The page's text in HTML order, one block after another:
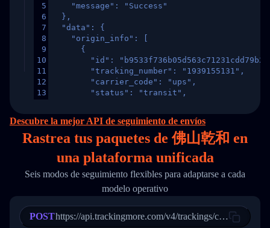
5
6
7
8
9
10
11
12
13
16
17
21
24
    "message": "Success"
  },
  "data": {
    "origin_info": [
      {
"id":
        "tracking_number": "1939155131",
        "carrier_code": "ups",
        "status": "transit",
        "itemTimeLength": 2,
        "weblink": "",
        "phone": null,
        "trackinfo": [
          {
            "Date": "2017-03-08 04: 22: 00",
"StatusDescription": "Departed
          },
          {
Descubre la mejor API de seguimiento de envíos
Rastrea tus paquetes de 佛山乾和 en
una plataforma unificada
Seis modos de seguimiento flexibles para adaptarse a cada
modelo operativo
POSThttps://api.trackingmore.com/v4/trackings/create